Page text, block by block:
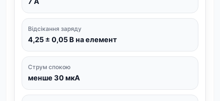
Відсікання заряду
4,25 ± 0,05 В на елемент
Струм спокою
менше 30 мкА